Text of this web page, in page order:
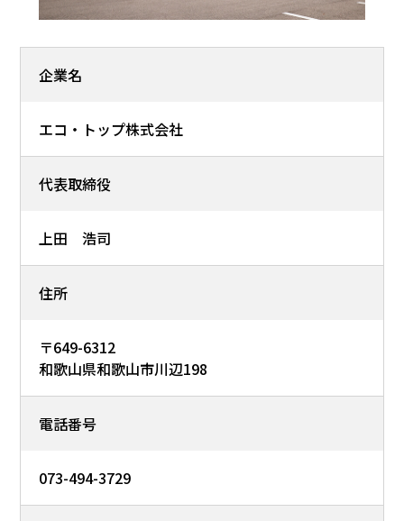
企業名
エコ・トップ株式会社
代表取締役
上田 浩司
住所
〒649-6312
和歌山県和歌山市川辺198
電話番号
073-494-3729